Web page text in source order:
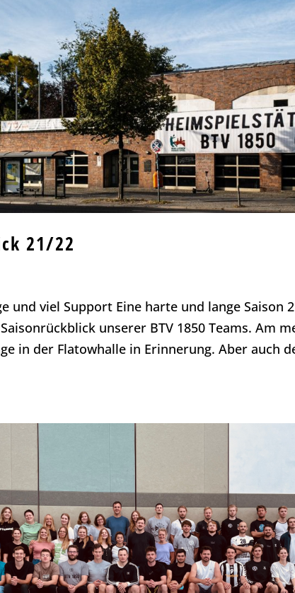
21/22
und viel Support Eine harte und lange Saison
unserer BTV 1850 Teams. Am
in der Flatowhalle in Erinnerung. Aber auch